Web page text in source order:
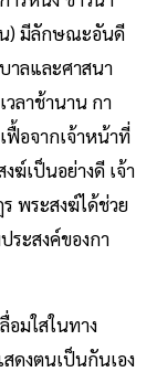
น) มีลักษณะอันดี
าลและศาสนา
ลาช้านาน กา
ฟื้อจากเจ้าหน้าที่
ฆ์เป็นอย่างดี เจ้า
พระสงฆ์ได้ช่วย
ระสงค์ของกา
อมใสในทาง
ดงตนเป็นกันเอง